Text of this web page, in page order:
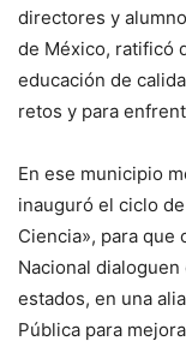
directores y
de México, ratificó
educación de
retos y para
En ese municipio
inauguró el ciclo
Ciencia», para que
Nacional
estados, en una
Pública para